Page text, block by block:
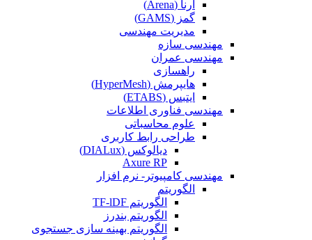
آرنا (Arena)
گمز (GAMS)
مدیریت مهندسی
مهندسی سازه
مهندسی عمران‌
راهسازی
هایپرمش (HyperMesh)
ایتبس (ETABS)
مهندسی فناوری اطلاعات
علوم محاسباتی
طراحی رابط کاربری
دیالوکس (DIALux)
Axure RP
مهندسی کامپیوتر- نرم افزار
الگوریتم
الگوریتم TF-lDF
الگوریتم بندرز
الگوریتم بهینه سازی جستجوی